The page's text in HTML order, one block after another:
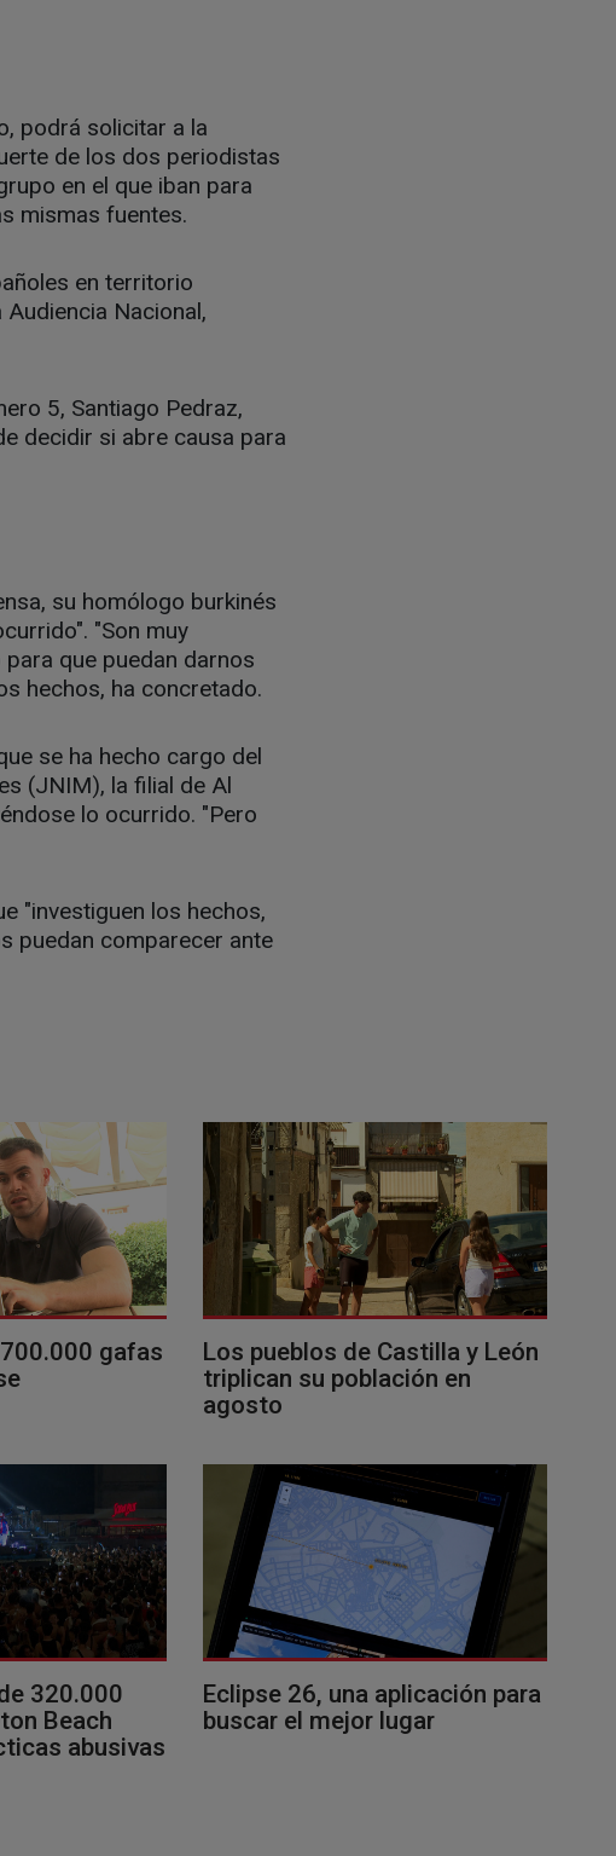
podrá solicitar a la
de los dos periodistas
en el que iban para
mismas fuentes.
en territorio
Nacional,
5, Santiago Pedraz,
decidir si abre causa para
su homólogo burkinés
"Son muy
que puedan darnos
hechos, ha concretado.
se ha hecho cargo del
(JNIM), la filial de Al
lo ocurrido. "Pero
"investiguen los hechos,
puedan comparecer ante
gafas
Los pueblos de Castilla y León
triplican su población en
agosto
320.000
Beach
abusivas
Eclipse 26, una aplicación para
buscar el mejor lugar